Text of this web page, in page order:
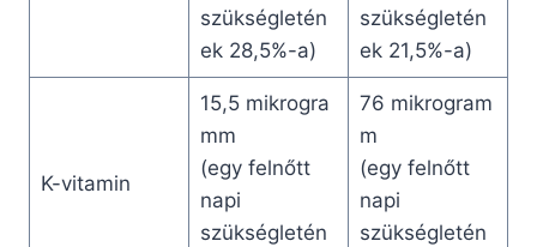
szükségletén
ek 28,5%-a)
szükségletén
ek 21,5%-a)
K-vitamin
15,5 mikrogra
mm
(egy felnőtt
napi
szükségletén
76 mikrogram
m
(egy felnőtt
napi
szükségletén